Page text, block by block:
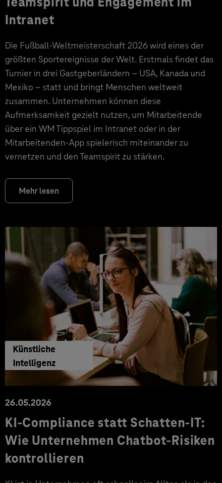
Intranet
Die Fußball-Weltmeisterschaft 2026 wird eines der
größten Sportereignisse der Welt. Erstmals findet das
Turnier in drei Gastgeberländern – USA, Kanada und
Mexiko – statt und bringt Menschen weltweit
zusammen. Unternehmen können diese
Aufmerksamkeit gezielt nutzen, um Mitarbeitende
über ein WM Tippspiel im Intranet oder in der
Mitarbeitenden-App spielerisch miteinander zu
vernetzen und den Teamspirit zu stärken.
Mehr lesen
Künstliche
Intelligenz
26.05.2026
KI-Compliance statt Schatten-IT:
Wie Unternehmen Chatbot-Risiken
kontrollieren